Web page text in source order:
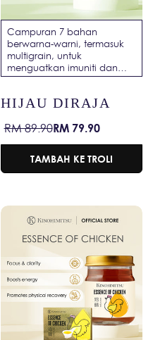
Campuran 7 bahan
berwarna-warni, termasuk
multigrain, untuk
menguatkan imuniti dan
membantu mencegah
HIJAU DIRAJA
Harga
jualan
RM 89.90Harga
biasa
RM 79.90
TAMBAH KE TROLI